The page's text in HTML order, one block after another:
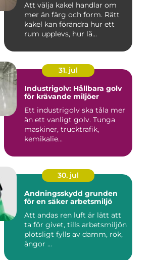
Att välja kakel handlar om
mer än färg och form. Rätt
kakel kan förändra hur ett
rum upplevs, hur lä...
31. jul
Industrigolv: Hållbara golv
för krävande miljöer
Ett industrigolv ska tåla mer
än ett vanligt golv. Tunga
maskiner, trucktrafik,
kemikalie...
30. jul
Andningsskydd grunden
för en säker arbetsmiljö
Att andas ren luft är lätt att
ta för givet, tills arbetsmiljön
plötsligt fylls av damm, rök,
ångor ...